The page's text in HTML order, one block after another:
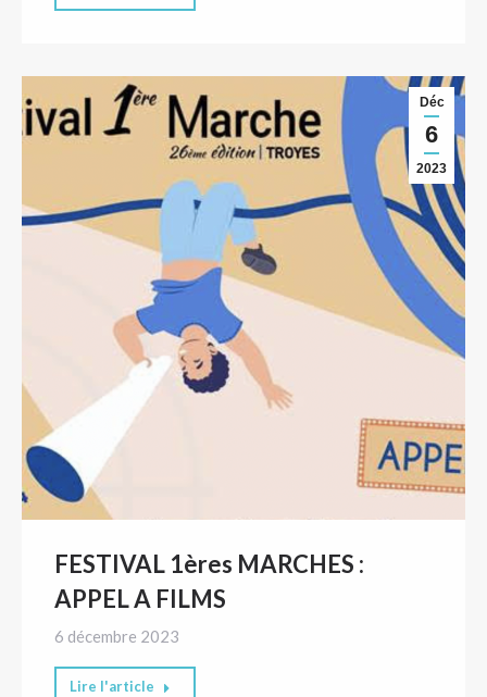
Déc
6
2023
FESTIVAL 1ères MARCHES :
APPEL A FILMS
6 décembre 2023
Lire l'article